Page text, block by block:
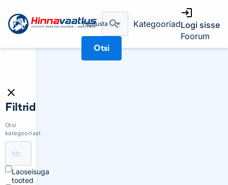
Täpsusta
Otsi
KategooriadLogi sisse
Foorum
Filtrid
Otsi
kategooriast
Laoseisuga
tooted